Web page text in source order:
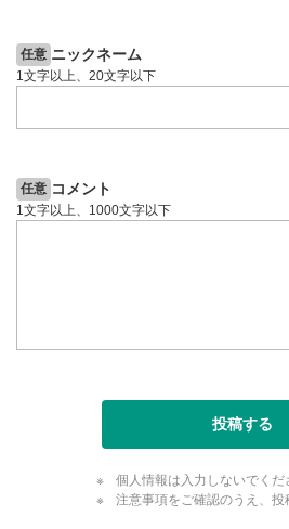
任意 ニックネーム
1文字以上、20文字以下
任意 コメント
1文字以上、1000文字以下
投稿する
個人情報は入力しないでくだ
注意事項をご確認のうえ、投